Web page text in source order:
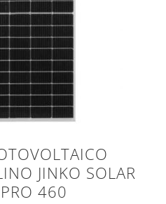
JINKO SOLAR
460